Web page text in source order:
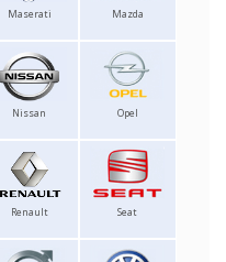
Maserati Mazda
Nissan Opel
Renault Seat